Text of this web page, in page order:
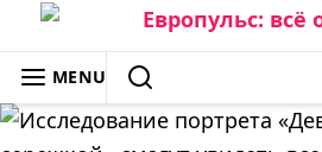
Skip
to
content
ЕВРОПУЛЬС: ВСЁ О ЕВРОПЕ
MENU
SEARCH